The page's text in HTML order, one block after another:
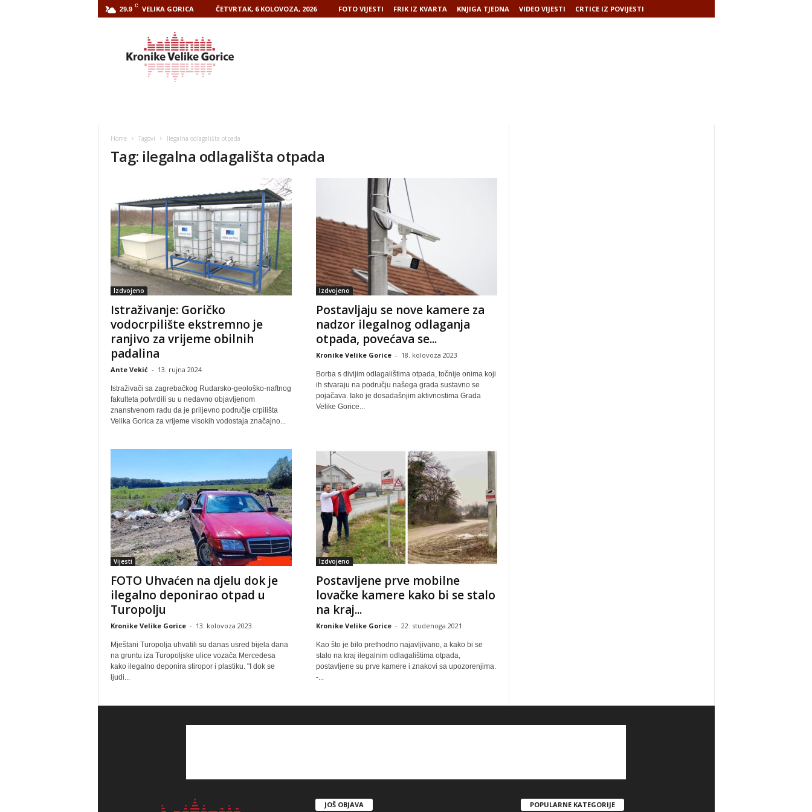
29.9 C VELIKA GORICA ČETVRTAK, 6 KOLOVOZA, 2026 FOTO VIJESTI FRIK IZ KVARTA KNJIGA TJEDNA VIDEO VIJESTI CRTICE IZ POVIJESTI
Home Tagovi Ilegalna odlagališta otpada
Tag: ilegalna odlagališta otpada
Izdvojeno
Istraživanje: Goričko
vodocrpilište ekstremno je
ranjivo za vrijeme obilnih
padalina
Ante Vekić - 13. rujna 2024
Istraživači sa zagrebačkog Rudarsko-geološko-naftnog
fakulteta potvrdili su u nedavno objavljenom
znanstvenom radu da je priljevno područje crpilišta
Velika Gorica za vrijeme visokih vodostaja značajno...
Izdvojeno
Postavljaju se nove kamere za
nadzor ilegalnog odlaganja
otpada, povećava se...
Kronike Velike Gorice - 18. kolovoza 2023
Borba s divljim odlagalištima otpada, točnije onima koji
ih stvaraju na području našega grada sustavno se
pojačava. Iako je dosadašnjim aktivnostima Grada
Velike Gorice...
Vijesti
FOTO Uhvaćen na djelu dok je
ilegalno deponirao otpad u
Turopolju
Kronike Velike Gorice - 13. kolovoza 2023
Mještani Turopolja uhvatili su danas usred bijela dana
na gruntu iza Turopoljske ulice vozača Mercedesa
kako ilegalno deponira stiropor i plastiku. "I dok se
ljudi...
Izdvojeno
Postavljene prve mobilne
lovačke kamere kako bi se stalo
na kraj...
Kronike Velike Gorice - 22. studenoga 2021
Kao što je bilo prethodno najavljivano, a kako bi se
stalo na kraj ilegalnim odlagalištima otpada,
postavljene su prve kamere i znakovi sa upozorenjima.
-...
JOŠ OBJAVA POPULARNE KATEGORIJE